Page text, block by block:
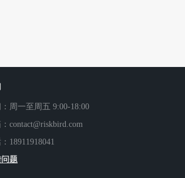
：周一至周五 9:00-18:00
contact@riskbird.com
18911918041
题